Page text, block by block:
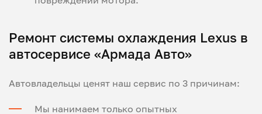
Ремонт системы охлаждения Lexus в
автосервисе «Армада Авто»
Автовладельцы ценят наш сервис по 3 причинам:
Мы нанимаем только опытных